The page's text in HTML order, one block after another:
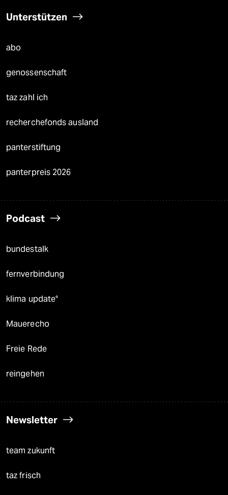
Unterstützen
abo
genossenschaft
taz zahl ich
recherchefonds ausland
panterstiftung
panterpreis 2026
Podcast
bundestalk
fernverbindung
klima update°
Mauerecho
Freie Rede
reingehen
Newsletter
team zukunft
taz frisch